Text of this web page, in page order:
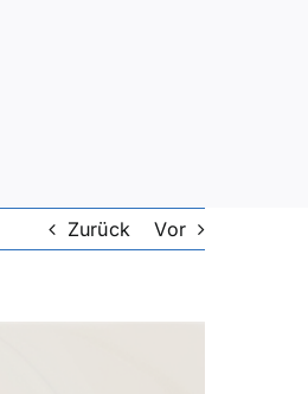
Zurück Vor